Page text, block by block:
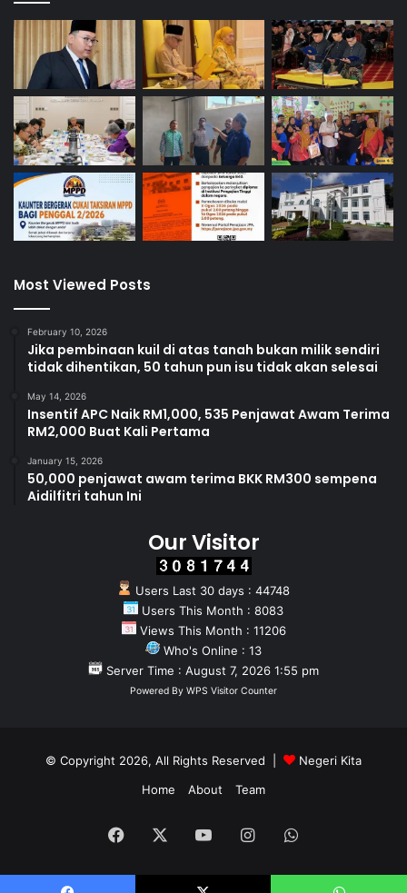
Most Viewed Posts
February 10, 2026
Jika pembinaan kuil di atas tanah bukan milik sendiri
tidak dihentikan, 50 tahun pun isu tidak akan selesai
May 14, 2026
Insentif APC Naik RM1,000, 535 Penjawat Awam Terima
RM2,000 Buat Kali Pertama
January 15, 2026
50,000 penjawat awam terima BKK RM300 sempena
Aidilfitri tahun Ini
Our Visitor
Users Last 30 days : 44748
Users This Month : 8083
Views This Month : 11206
Who's Online : 13
Server Time : August 7, 2026 1:55 pm
Powered By WPS Visitor Counter
© Copyright 2026, All Rights Reserved |
Negeri Kita
Home
About Team
Facebook YouTubeInstagramWhatsApp